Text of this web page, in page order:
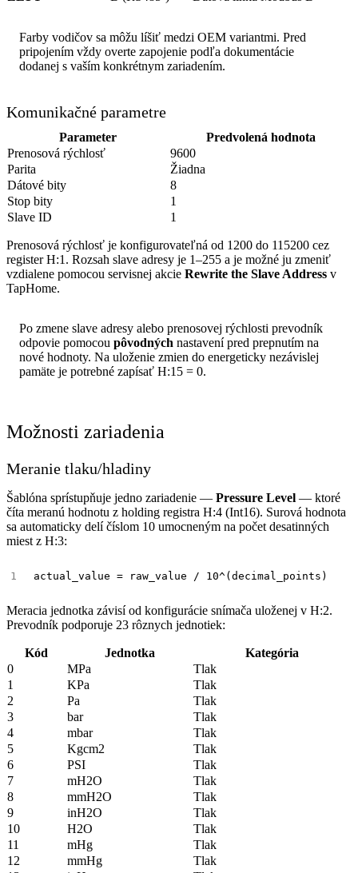
Farby vodičov sa môžu líšiť medzi OEM variantmi. Pred
pripojením vždy overte zapojenie podľa dokumentácie
dodanej s vaším konkrétnym zariadením.
Komunikačné parametre
Parameter
Predvolená hodnota
Prenosová rýchlosť
9600
Parita
Žiadna
Dátové bity
8
Stop bity
1
Slave ID
1
Prenosová rýchlosť je konfigurovateľná od 1200 do 115200 cez
register H:1. Rozsah slave adresy je 1–255 a je možné ju zmeniť
vzdialene pomocou servisnej akcie Rewrite the Slave Address v
TapHome.
Po zmene slave adresy alebo prenosovej rýchlosti prevodník
odpovie pomocou pôvodných nastavení pred prepnutím na
nové hodnoty. Na uloženie zmien do energeticky nezávislej
pamäte je potrebné zapísať H:15 = 0.
Možnosti zariadenia
Meranie tlaku/hladiny
Šablóna sprístupňuje jedno zariadenie — Pressure Level — ktoré
číta meranú hodnotu z holding registra H:4 (Int16). Surová hodnota
sa automaticky delí číslom 10 umocneným na počet desatinných
miest z H:3:
Meracia jednotka závisí od konfigurácie snímača uloženej v H:2.
Prevodník podporuje 23 rôznych jednotiek:
Kód Jednotka
Kategória
0
MPa
Tlak
1
KPa
Tlak
2
Pa
Tlak
3
bar
Tlak
4
mbar
Tlak
5
Kgcm2
Tlak
6
PSI
Tlak
7
mH2O
Tlak
8
mmH2O
Tlak
9
inH2O
Tlak
10
H2O
Tlak
11
mHg
Tlak
12
mmHg
Tlak